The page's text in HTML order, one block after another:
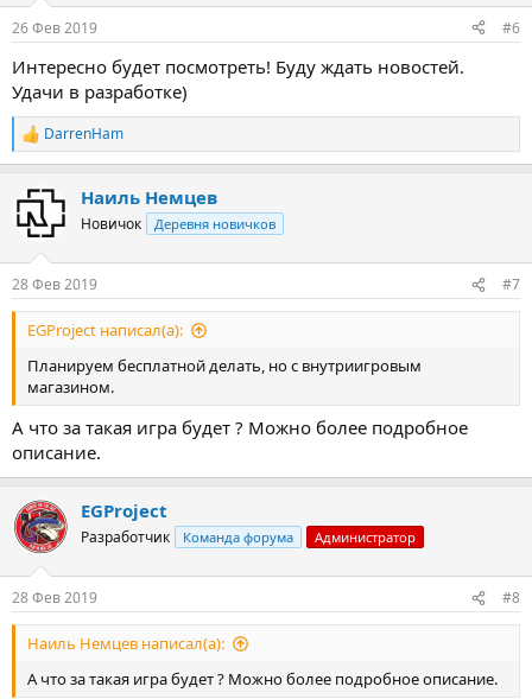
26 Фев 2019 #6
Интересно будет посмотреть! Буду ждать новостей.
Удачи в разработке)
Р
е
к
ц
и
DarrenHam
Наиль Немцев
Новичок Деревня новичков
28 Фев 2019 #7
EGProject написал(а):
Планируем бесплатной делать, но с внутриигровым
магазином.
А что за такая игра будет ? Можно более подробное
описание.
EGProject
Разработчик Команда форума Администратор
28 Фев 2019 #8
Наиль Немцев написал(а):
А что за такая игра будет ? Можно более подробное описание.